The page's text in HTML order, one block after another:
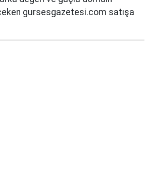
gursesgazetesi.com satışa